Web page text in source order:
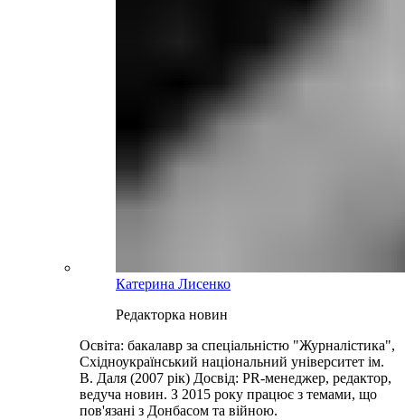
Катерина Лисенко
Редакторка новин
Освіта: бакалавр за спеціальністю "Журналістика",
Східноукраїнський національний університет ім.
В. Даля (2007 рік) Досвід: PR-менеджер, редактор,
ведуча новин. З 2015 року працює з темами, що
пов'язані з Донбасом та війною.